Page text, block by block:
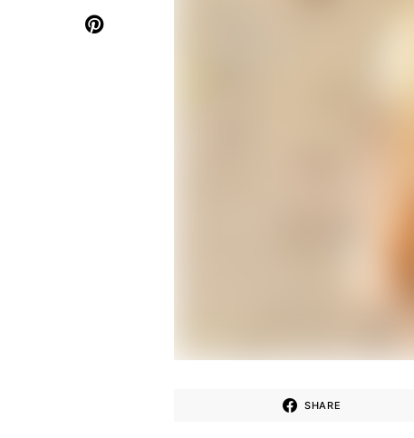
SHARE